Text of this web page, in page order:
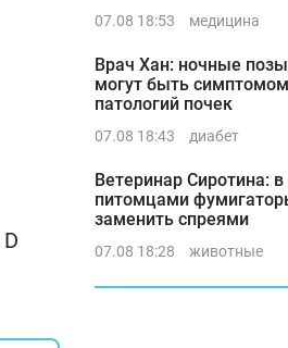
07.08 18:53 медицина
Врач Хан: ночные
могут быть
патологий почек
07.08 18:43 диабет
Ветеринар Сиротина:
питомцами
заменить спреями
07.08 18:28 животные